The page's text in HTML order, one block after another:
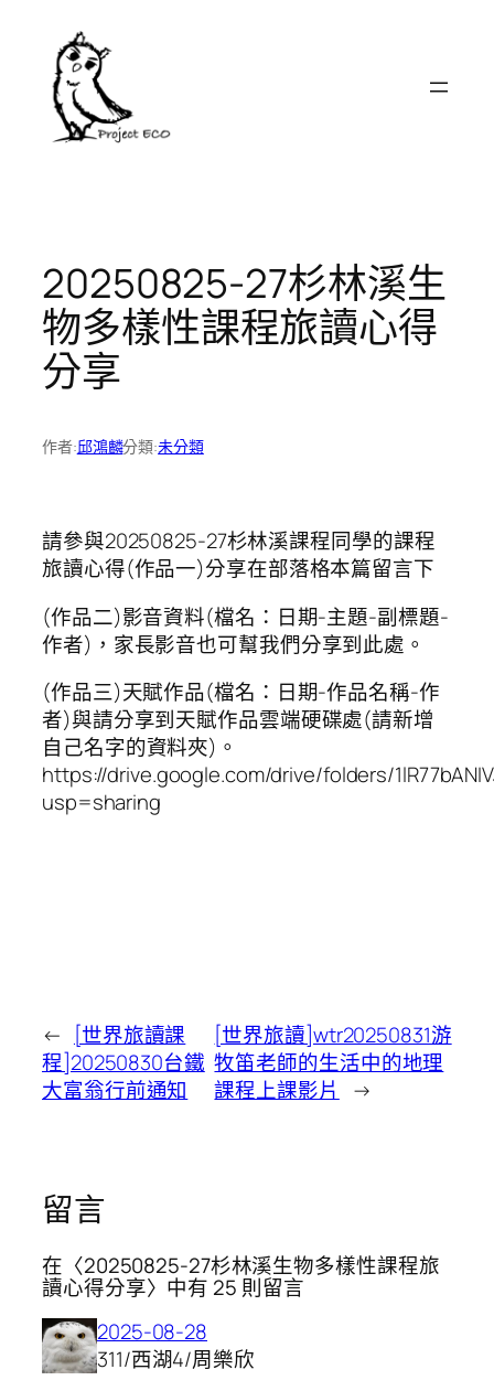
20250825-27杉林溪生
物多樣性課程旅讀心得
分享
作者:邱鴻麟分類:未分類
請參與20250825-27杉林溪課程同學的課程
旅讀心得(作品一)分享在部落格本篇留言下
(作品二)影音資料(檔名：日期-主題-副標題-
作者)，家長影音也可幫我們分享到此處。
(作品三)天賦作品(檔名：日期-作品名稱-作
者)與請分享到天賦作品雲端硬碟處(請新增
自己名字的資料夾)。
https://drive.google.com/drive/folders/
usp=sharing
←
[世界旅讀課
程]20250830台鐵
大富翁行前通知
[世界旅讀]wtr20250831游
牧笛老師的生活中的地理
課程上課影片
→
留言
在〈20250825-27杉林溪生物多樣性課程旅
讀心得分享〉中有 25 則留言
2025-08-28
311/西湖4/周樂欣